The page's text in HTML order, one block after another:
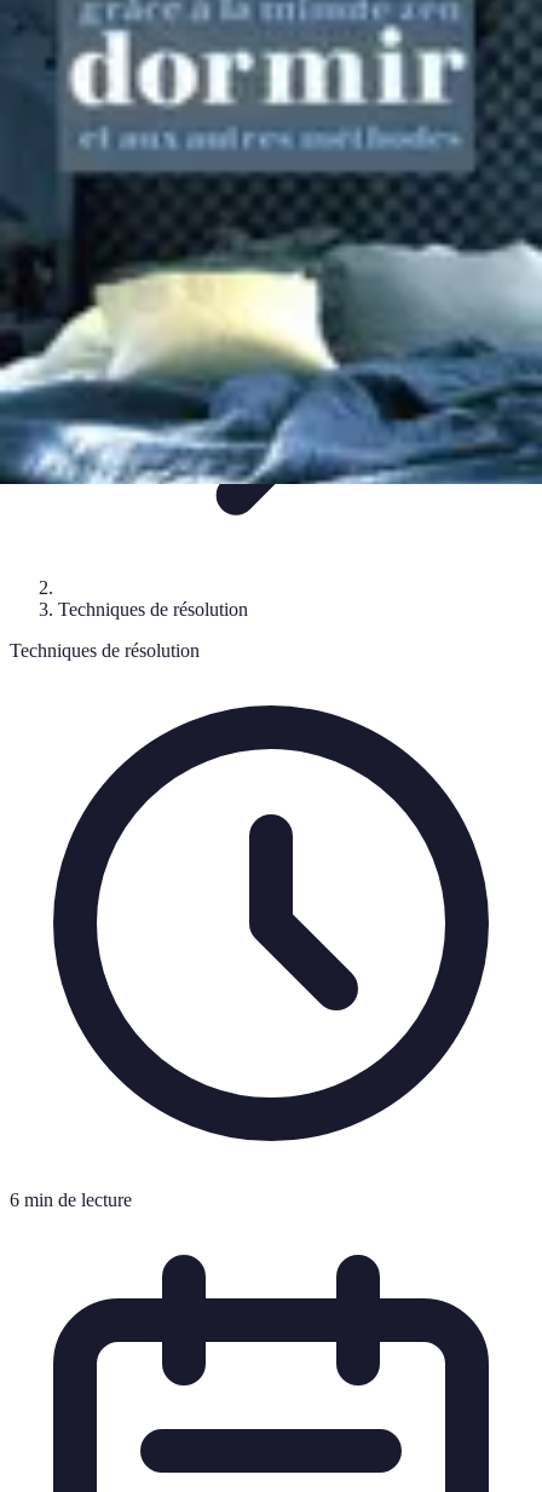
Guide Rubik Cube
Débutant Tendances
Guide Rubik Cube
Techniques de résolution
Techniques de résolution
6 min de lecture